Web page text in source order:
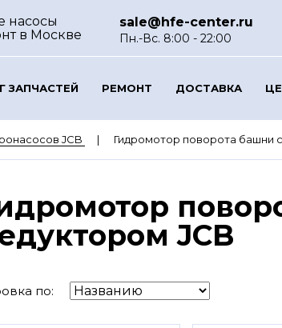
насосы
в Москве
sale@hfe-center.ru
Пн.-Вс. 8:00 - 22:00
ЗАПЧАСТЕЙ РЕМОНТ ДОСТАВКА
JCB Гидромотор поворота башни
JCB
по: